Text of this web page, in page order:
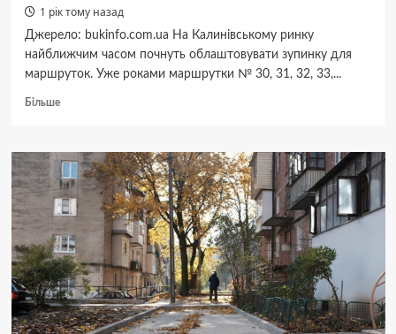
1 рік тому назад
Джерело: bukinfo.com.ua На Калинівському ринку
найближчим часом почнуть облаштовувати зупинку для
маршруток. Уже роками маршрутки № 30, 31, 32, 33,...
БільшеДокладніше
зупинку
на
Калинівському
ринку
витратять
майже
три
мільйони